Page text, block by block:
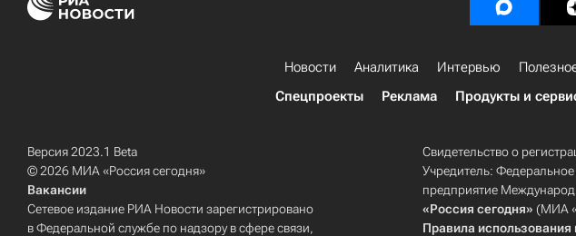
Новости Аналитика Интервью
Спецпроекты
Реклама Продукты и
Версия 2023.1 Beta
© 2026 МИА «Россия сегодня»
Вакансии
Сетевое издание РИА Новости зарегистрировано
в Федеральной службе по надзору в сфере связи,
Свидетельство о
Учредитель: Федеральное
предприятие
«Россия сегодня» (МИА
Правила